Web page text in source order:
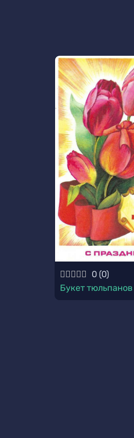
0 (0)
Букет тюльпанов